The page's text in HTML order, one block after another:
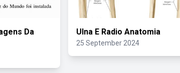
Da
Ulna E Radio Anatomia
25 September 2024